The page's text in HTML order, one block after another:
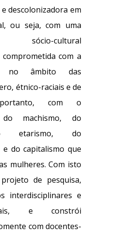
descolonizadora em
ou seja, com uma
sócio-cultural
com a
no âmbito das
étnico-raciais e de
com o
do machismo, do
etarismo, do
e do capitalismo que
mulheres. Com isto
de pesquisa,
interdisciplinares e
e constrói
com docentes-